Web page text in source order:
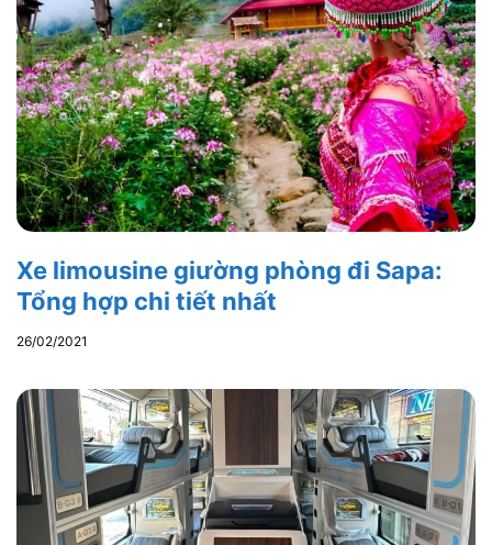
Xe limousine giường phòng đi Sapa:
Tổng hợp chi tiết nhất
26/02/2021